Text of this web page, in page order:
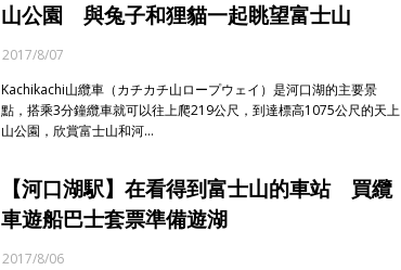
山公園 與兔子和狸貓一起眺望富士山
2017/8/07
Kachikachi山纜車（カチカチ山ロープウェイ）是河口湖的主要景
點，搭乘3分鐘纜車就可以往上爬219公尺，到達標高1075公尺的天上
山公園，欣賞富士山和河…
【河口湖駅】在看得到富士山的車站 買纜
車遊船巴士套票準備遊湖
2017/8/06